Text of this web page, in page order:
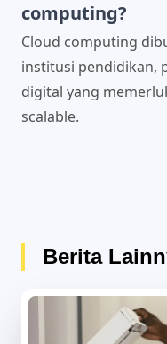
computing?
Cloud computing
institusi pendidikan,
digital yang
scalable.
Berita